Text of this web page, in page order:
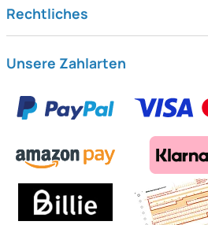
Rechtliches
Unsere Zahlarten